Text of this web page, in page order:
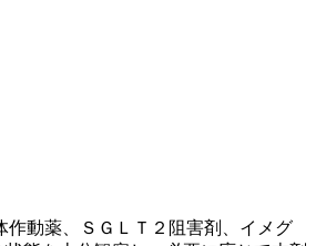
動薬、ＳＧＬＴ２阻害剤、イメグ